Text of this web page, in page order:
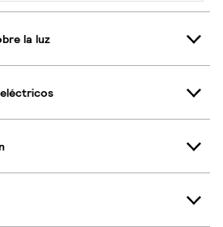
la luz